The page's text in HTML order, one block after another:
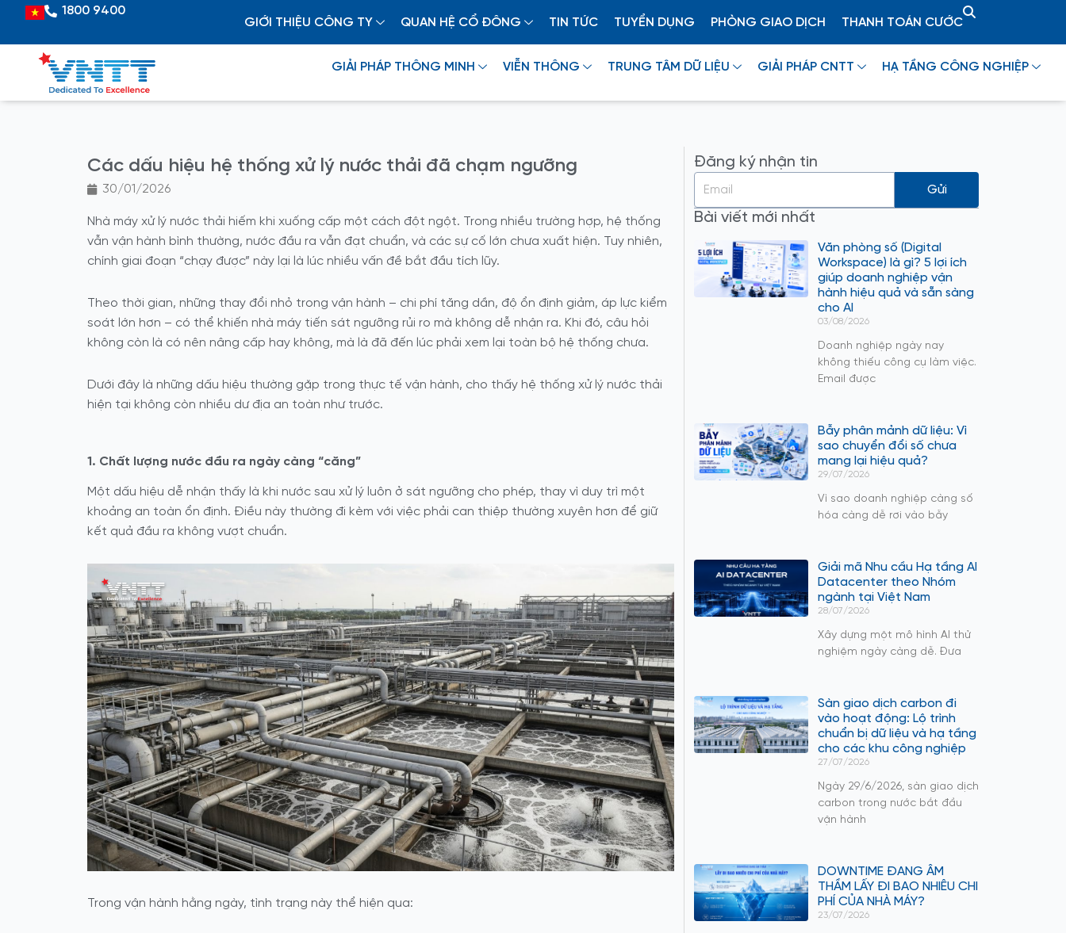
content
Vietnamese
1800 9400
GIỚI THIỆU CÔNG TY
QUAN HỆ CỔ ĐÔNG TIN TỨC TUYỂN DỤNG PHÒNG GIAO DỊCH THANH TOÁN CƯỚC
GIẢI PHÁP THÔNG MINH VIỄN THÔNG TRUNG TÂM DỮ LIỆU GIẢI PHÁP CNTT HẠ TẦNG CÔNG NGHIỆP
Các dấu hiệu hệ thống xử lý nước thải đã chạm ngưỡng
30/01/2026
Nhà máy xử lý nước thải hiếm khi xuống cấp một cách đột ngột. Trong nhiều trường hợp, hệ thống
vẫn vận hành bình thường, nước đầu ra vẫn đạt chuẩn, và các sự cố lớn chưa xuất hiện. Tuy nhiên,
chính giai đoạn “chạy được” này lại là lúc nhiều vấn đề bắt đầu tích lũy.
Theo thời gian, những thay đổi nhỏ trong vận hành – chi phí tăng dần, độ ổn định giảm, áp lực kiểm
soát lớn hơn – có thể khiến nhà máy tiến sát ngưỡng rủi ro mà không dễ nhận ra. Khi đó, câu hỏi
không còn là có nên nâng cấp hay không, mà là đã đến lúc phải xem lại toàn bộ hệ thống chưa.
Dưới đây là những dấu hiệu thường gặp trong thực tế vận hành, cho thấy hệ thống xử lý nước thải
hiện tại không còn nhiều dư địa an toàn như trước.
1. Chất lượng nước đầu ra ngày càng “căng”
Một dấu hiệu dễ nhận thấy là khi nước sau xử lý luôn ở sát ngưỡng cho phép, thay vì duy trì một
khoảng an toàn ổn định. Điều này thường đi kèm với việc phải can thiệp thường xuyên hơn để giữ
kết quả đầu ra không vượt chuẩn.
Trong vận hành hằng ngày, tình trạng này thể hiện qua:
Đăng ký nhận tin
Gửi
Bài viết mới nhất
Văn phòng số (Digital
Workspace) là gì? 5 lợi ích
giúp doanh nghiệp vận
hành hiệu quả và sẵn sàng
cho AI
03/08/2026
Doanh nghiệp ngày nay
không thiếu công cụ làm việc.
Email được
Bẫy phân mảnh dữ liệu: Vì
sao chuyển đổi số chưa
mang lại hiệu quả?
29/07/2026
Vì sao doanh nghiệp càng số
hóa càng dễ rơi vào bẫy
Giải mã Nhu cầu Hạ tầng AI
Datacenter theo Nhóm
ngành tại Việt Nam
28/07/2026
Xây dựng một mô hình AI thử
nghiệm ngày càng dễ. Đưa
Sàn giao dịch carbon đi
vào hoạt động: Lộ trình
chuẩn bị dữ liệu và hạ tầng
cho các khu công nghiệp
27/07/2026
Ngày 29/6/2026, sàn giao dịch
carbon trong nước bắt đầu
vận hành
DOWNTIME ĐANG ÂM
THẦM LẤY ĐI BAO NHIÊU CHI
PHÍ CỦA NHÀ MÁY?
23/07/2026